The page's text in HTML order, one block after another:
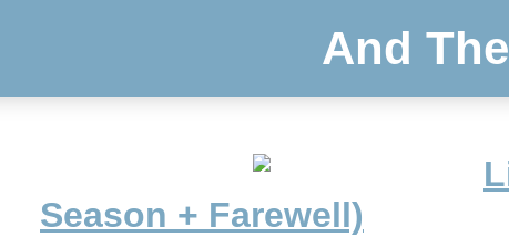
And
Season + Farewell)